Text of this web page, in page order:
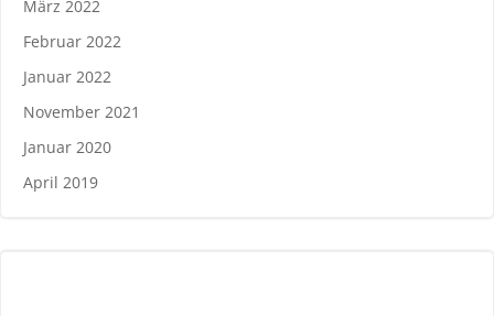
März 2022
Februar 2022
Januar 2022
November 2021
Januar 2020
April 2019